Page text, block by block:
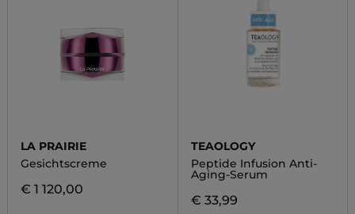
LA PRAIRIE
Gesichtscreme
€ 1 120,00
TEAOLOGY
Peptide Infusion Anti-
Aging-Serum
€ 33,99